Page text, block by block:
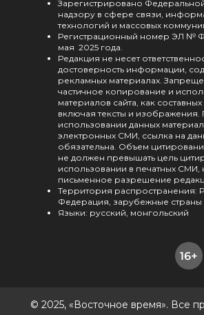
Зарегистрировано
надзору в сфере связи,
технологий и массовых
Регистрационный номер ЭЛ №
мая 2025 года.
Редакция не несет
достоверность информации,
рекламных материалах.
частичное копирование и
материалов сайта, как
включая тексты и
использовании данных
электронных СМИ, ссылка на
обязательна. Объем
не должен превышать цель
использовании в печатных
письменное разрешение
Территория распространения:
Федерация, зарубежные страны
Языки: русский, монгольский
© 2025, «Восточное время». Все